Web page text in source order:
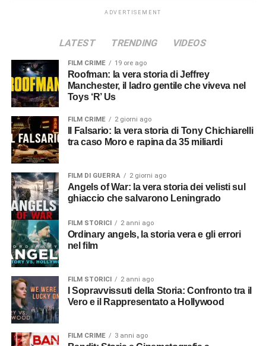
ADVERTISEMENT
LATEST TRENDING VIDEOS
FILM CRIME 19 ore ago
Roofman: la vera storia di Jeffrey
Manchester, il ladro gentile che viveva nel
Toys ‘R’ Us
FILM CRIME 2 giorni ago
tra caso Moro e rapina da 35 miliardi
FILM DI GUERRA 2 giorni ago
Angels of War: la vera storia dei velisti sul
ghiaccio che salvarono Leningrado
FILM STORICI 2 anni ago
Ordinary angels, la storia vera e gli errori
nel film
FILM STORICI 2 anni ago
Vero e il Rappresentato a Hollywood
FILM CRIME 3 anni ago